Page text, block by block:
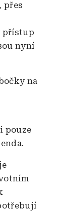
přes
přístup
nyní
na
pouze